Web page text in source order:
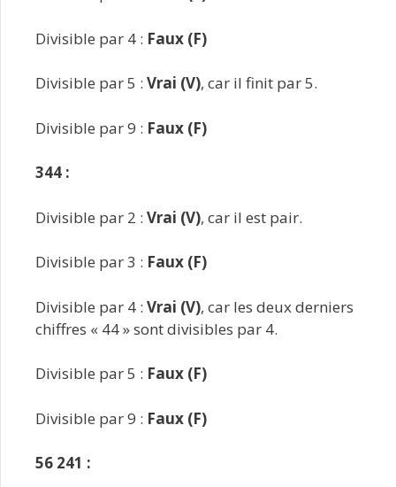
Divisible par 4 : Faux (F)
Divisible par 5 : Vrai (V), car il finit par 5.
Divisible par 9 : Faux (F)
344 :
Divisible par 2 : Vrai (V), car il est pair.
Divisible par 3 : Faux (F)
Divisible par 4 : Vrai (V), car les deux derniers
chiffres « 44 » sont divisibles par 4.
Divisible par 5 : Faux (F)
Divisible par 9 : Faux (F)
56 241 :